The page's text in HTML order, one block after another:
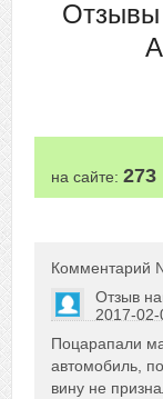
Отзывы
на сайте: 273
Комментарий
Отзыв
2017-02-
+1
Поцарапали
автомобиль,
вину не